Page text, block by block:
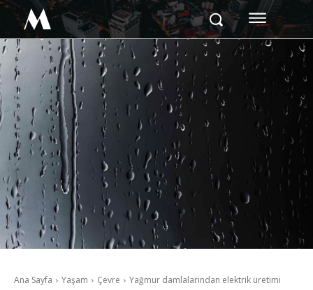
M
Ana Sayfa Yaşam Çevre Yağmur damlalarından elektrik üretimi